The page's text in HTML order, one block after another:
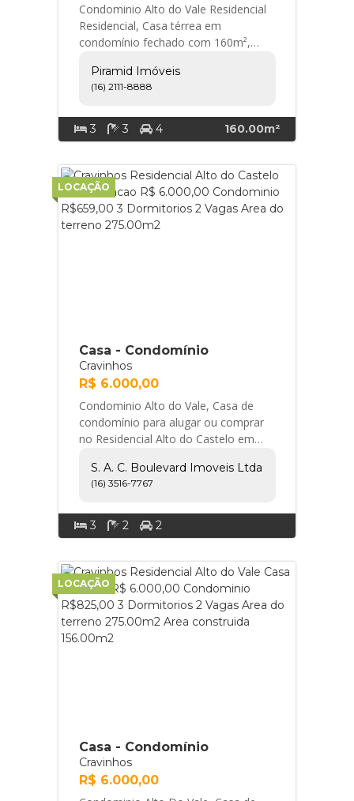
Condominio Alto do Vale Residencial
Residencial, Casa térrea em
condomínio fechado com 160m²,
quartos com armários pl... Piramid
Imóveis
Piramid Imóveis
(16) 2111-8888
3 3 4 160.00m²
LOCAÇÃO
Casa - Condomínio
Cravinhos
R$ 6.000,00
Condominio Alto do Vale, Casa de
condomínio para alugar ou comprar
no Residencial Alto do Castelo em
com 275,00m² d... S. A. C. Boulevard
Imoveis Ltda
S. A. C. Boulevard Imoveis Ltda
(16) 3516-7767
3 2 2
LOCAÇÃO
Casa - Condomínio
Cravinhos
R$ 6.000,00